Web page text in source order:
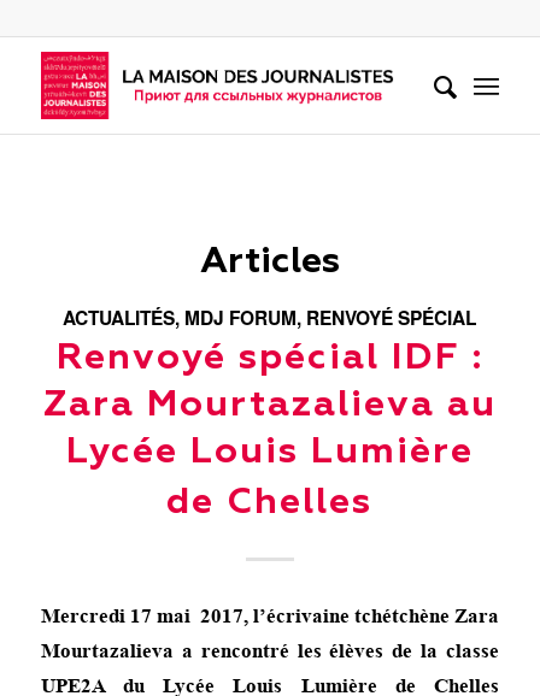
Articles
ACTUALITÉS, MDJ FORUM, RENVOYÉ SPÉCIAL
Renvoyé spécial IDF :
Zara Mourtazalieva au
Lycée Louis Lumière
de Chelles
Mercredi 17 mai 2017, l’écrivaine tchétchène Zara
Mourtazalieva a rencontré les élèves de la classe
UPE2A du Lycée Louis Lumière de Chelles